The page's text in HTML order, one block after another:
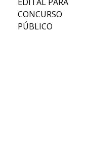
CONCURSO
PÚBLICO